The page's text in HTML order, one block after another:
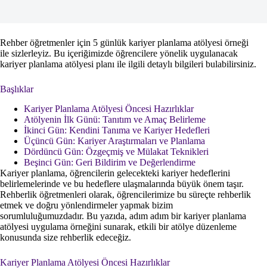
Rehber öğretmenler için 5 günlük kariyer planlama atölyesi örneği
ile sizlerleyiz. Bu içeriğimizde öğrencilere yönelik uygulanacak
kariyer planlama atölyesi planı ile ilgili detaylı bilgileri bulabilirsiniz.
Başlıklar
Kariyer Planlama Atölyesi Öncesi Hazırlıklar
Atölyenin İlk Günü: Tanıtım ve Amaç Belirleme
İkinci Gün: Kendini Tanıma ve Kariyer Hedefleri
Üçüncü Gün: Kariyer Araştırmaları ve Planlama
Dördüncü Gün: Özgeçmiş ve Mülakat Teknikleri
Beşinci Gün: Geri Bildirim ve Değerlendirme
Kariyer planlama, öğrencilerin gelecekteki kariyer hedeflerini
belirlemelerinde ve bu hedeflere ulaşmalarında büyük önem taşır.
Rehberlik öğretmenleri olarak, öğrencilerimize bu süreçte rehberlik
etmek ve doğru yönlendirmeler yapmak bizim
sorumluluğumuzdadır. Bu yazıda, adım adım bir kariyer planlama
atölyesi uygulama örneğini sunarak, etkili bir atölye düzenleme
konusunda size rehberlik edeceğiz.
Kariyer Planlama Atölyesi Öncesi Hazırlıklar